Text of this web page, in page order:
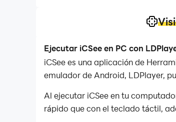
Ejecutar iCSee en PC con
iCSee es una aplicación de
emulador de Android, LDPlayer,
Al ejecutar iCSee en tu
rápido que con el teclado táctil,